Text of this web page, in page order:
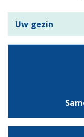
Uw gezin